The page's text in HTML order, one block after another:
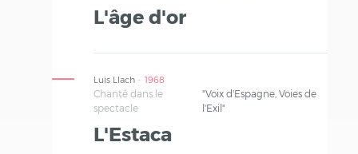
L'âge d'or
Luis Llach 1968
Chanté dans le
spectacle
"Voix d'Espagne, Voies de
l'Exil"
L'Estaca